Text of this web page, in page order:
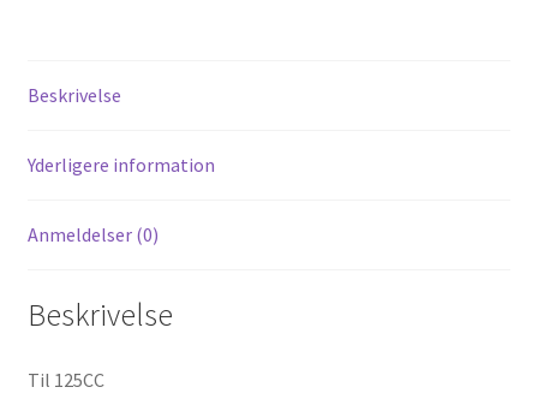
88cc
Beskrivelse
Yderligere information
Anmeldelser (0)
Beskrivelse
Til 125CC